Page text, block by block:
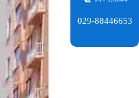
029-88446653